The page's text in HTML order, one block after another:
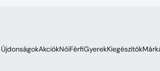
ÚjdonságokAkciókNőiFérfiGyerekKiegészítők